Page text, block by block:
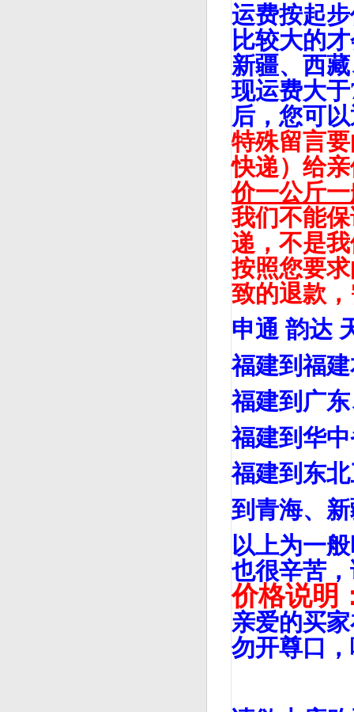
运费按起
比较大的
新疆、西
现运费大
后，您可
特殊留言
快递）给
价一公斤
我们不能
递，不是
按照您要
致的退款
申通 韵达
福建到福
福建到广
福建到华
福建到东
到青海、
以上为一
也很辛苦
价格说明
亲爱的买
勿开尊口